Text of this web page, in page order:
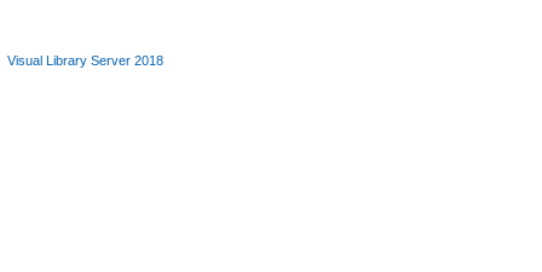
Visual Library Server 2018